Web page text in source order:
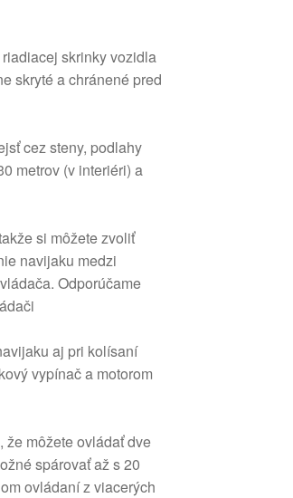
skrinky vozidla
skryté a chránené pred
cez steny, podlahy
metrov (v interiéri) a
si môžete zvoliť
navijaku medzi
Odporúčame
aj pri kolísaní
vypínač a motorom
že môžete ovládať dve
spárovať až s 20
ovládaní z viacerých